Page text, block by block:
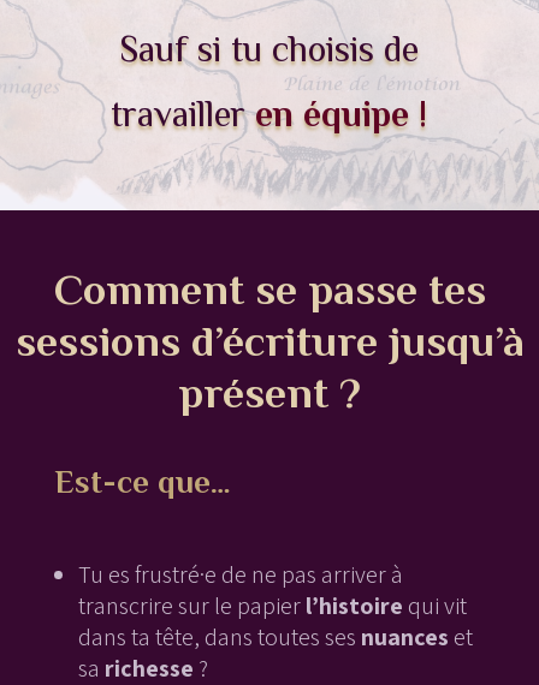
Sauf si tu choisis de
travailleren équipe !
Comment se passe tes
sessions d’écriture jusqu’à
présent ?
Est-ce que…
Tu es frustré·e de ne pas arriver à
transcrire sur le papierl’histoire qui vit
dans ta tête, dans toutes ses nuances et
sa richesse ?